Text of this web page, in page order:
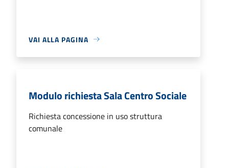
VAI ALLA PAGINA
Modulo richiesta Sala Centro Sociale
Richiesta concessione in uso struttura
comunale